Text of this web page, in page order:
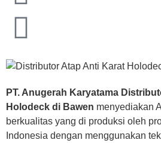
PT. Anugerah Karyatama
Holodeck di Bawen menyediakan
berkualitas yang di produksi oleh
Indonesia dengan menggunakan